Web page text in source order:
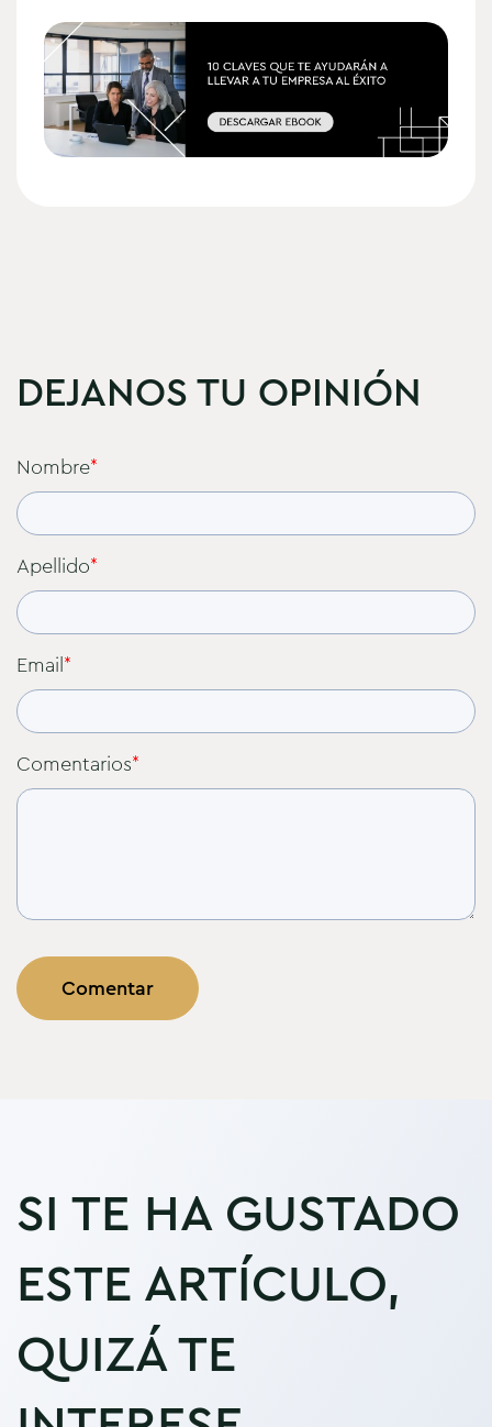
DEJANOS TU OPINIÓN
Nombre*
Apellido*
Email*
Comentarios*
SI TE HA GUSTADO
ESTE ARTÍCULO,
QUIZÁ TE